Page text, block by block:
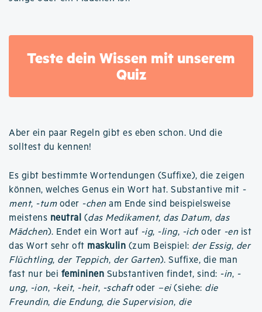
Teste dein Wissen mit unserem
Quiz
Aber ein paar Regeln gibt es eben schon. Und die
solltest du kennen!
Es gibt bestimmte Wortendungen (Suffixe), die zeigen
können, welches Genus ein Wort hat. Substantive mit -
ment, -tumoder -chen am Ende sind beispielsweise
meistens neutral (das Medikament, das Datum, das
Mädchen). Endet ein Wort auf -ig, -ling, -ich oder -en ist
das Wort sehr oft maskulin (zum Beispiel: der Essig, der
Flüchtling, der Teppich, der Garten). Suffixe, die man
fast nur bei femininen Substantiven findet, sind: -in, -
ung, -ion, -keit, -heit, -schaftoder –ei(siehe: die
Freundin, die Endung, die Supervision, die